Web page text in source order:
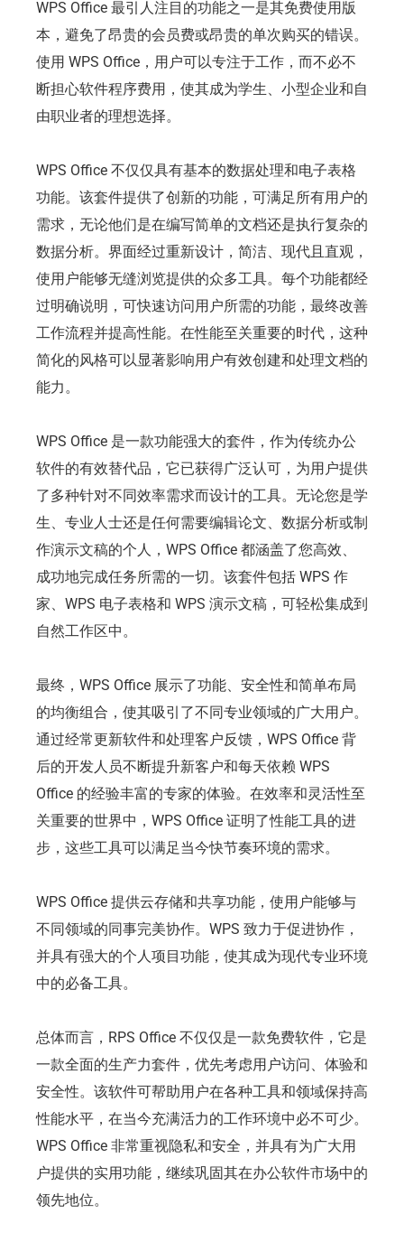
WPS Office 最引人注目的功能之一是其免费使用版
本，避免了昂贵的会员费或昂贵的单次购买的错误。
使用 WPS Office，用户可以专注于工作，而不必不
断担心软件程序费用，使其成为学生、小型企业和自
由职业者的理想选择。
WPS Office 不仅仅具有基本的数据处理和电子表格
功能。该套件提供了创新的功能，可满足所有用户的
需求，无论他们是在编写简单的文档还是执行复杂的
数据分析。界面经过重新设计，简洁、现代且直观，
使用户能够无缝浏览提供的众多工具。每个功能都经
过明确说明，可快速访问用户所需的功能，最终改善
工作流程并提高性能。在性能至关重要的时代，这种
简化的风格可以显著影响用户有效创建和处理文档的
能力。
WPS Office 是一款功能强大的套件，作为传统办公
软件的有效替代品，它已获得广泛认可，为用户提供
了多种针对不同效率需求而设计的工具。无论您是学
生、专业人士还是任何需要编辑论文、数据分析或制
作演示文稿的个人，WPS Office 都涵盖了您高效、
成功地完成任务所需的一切。该套件包括 WPS 作
家、WPS 电子表格和 WPS 演示文稿，可轻松集成到
自然工作区中。
最终，WPS Office 展示了功能、安全性和简单布局
的均衡组合，使其吸引了不同专业领域的广大用户。
通过经常更新软件和处理客户反馈，WPS Office 背
后的开发人员不断提升新客户和每天依赖 WPS
Office 的经验丰富的专家的体验。在效率和灵活性至
关重要的世界中，WPS Office 证明了性能工具的进
步，这些工具可以满足当今快节奏环境的需求。
WPS Office 提供云存储和共享功能，使用户能够与
不同领域的同事完美协作。WPS 致力于促进协作，
并具有强大的个人项目功能，使其成为现代专业环境
中的必备工具。
总体而言，RPS Office 不仅仅是一款免费软件，它是
一款全面的生产力套件，优先考虑用户访问、体验和
安全性。该软件可帮助用户在各种工具和领域保持高
性能水平，在当今充满活力的工作环境中必不可少。
WPS Office 非常重视隐私和安全，并具有为广大用
户提供的实用功能，继续巩固其在办公软件市场中的
领先地位。